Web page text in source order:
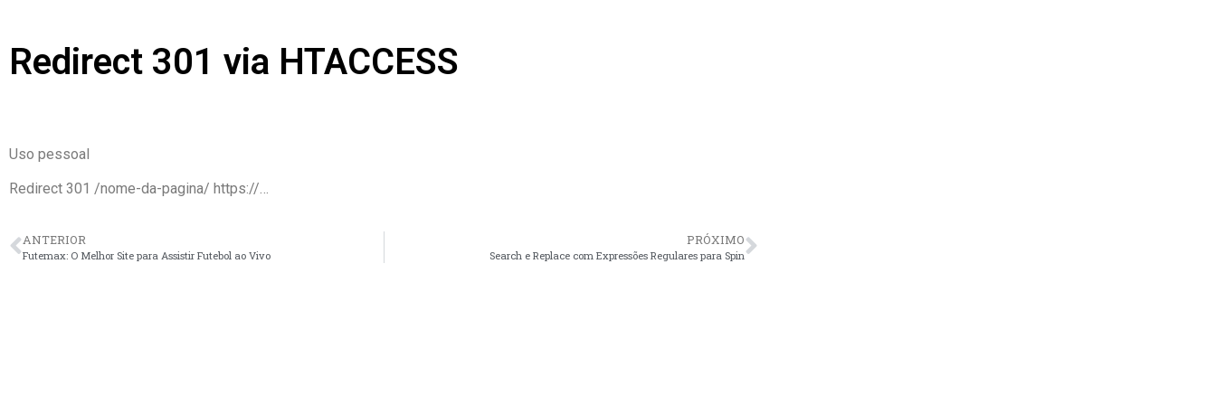
Redirect 301 via HTACCESS
Uso pessoal
Redirect 301 /nome-da-pagina/ https://…
ANTERIOR
Futemax: O Melhor Site para Assistir Futebol ao Vivo
PRÓXIMO
Search e Replace com Expressões Regulares para Spin